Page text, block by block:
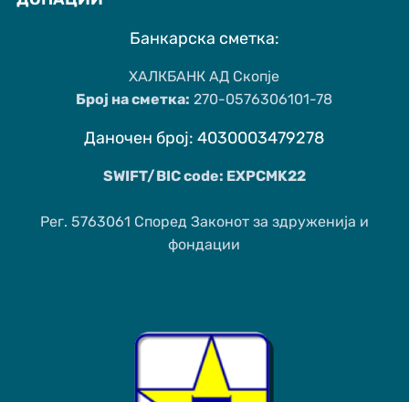
Банкарска сметка:
ХАЛКБАНК АД Скопје
Број на сметка: 270-0576306101-78
Даночен број: 4030003479278
SWIFT/BIC code: EXPCMK22
Рег. 5763061 Според Законот за здруженија и
фондации